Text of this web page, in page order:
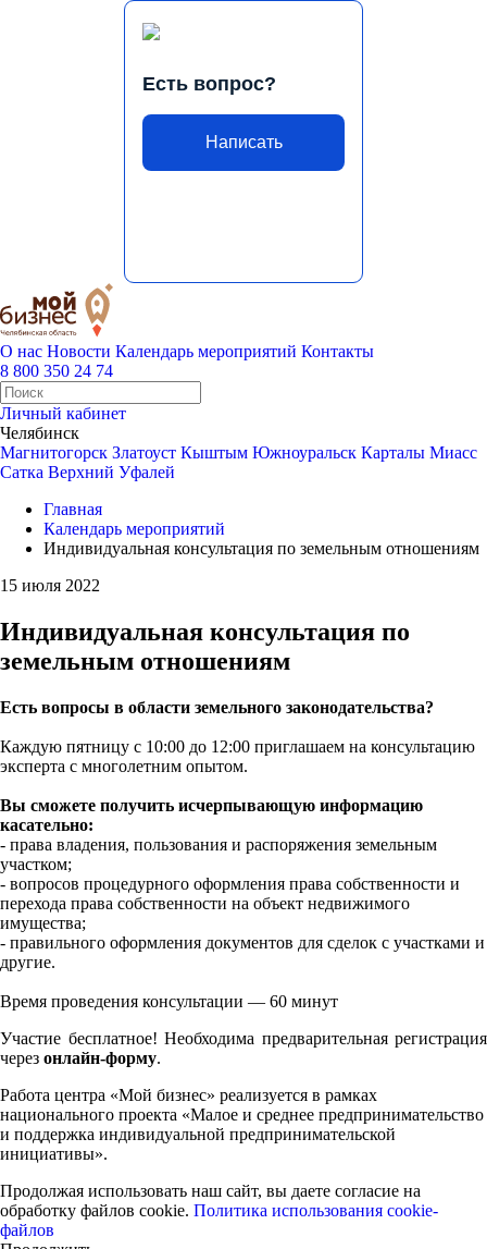
Есть вопрос?
Написать
О нас Новости Календарь мероприятий Контакты
8 800 350 24 74
Личный кабинет
Челябинск
Магнитогорск Златоуст Кыштым Южноуральск Карталы Миасс
Сатка Верхний Уфалей
Главная
Календарь мероприятий
Индивидуальная консультация по земельным отношениям
15 июля 2022
Индивидуальная консультация по
земельным отношениям
Есть вопросы в области земельного законодательства?
Каждую пятницу с 10:00 до 12:00 приглашаем на консультацию
эксперта с многолетним опытом.
Вы сможете получить исчерпывающую информацию
касательно:
- права владения, пользования и распоряжения земельным
участком;
- вопросов процедурного оформления права собственности и
перехода права собственности на объект недвижимого
имущества;
- правильного оформления документов для сделок с участками и
другие.
Время проведения консультации — 60 минут
Участие бесплатное! Необходима предварительная регистрация
через онлайн-форму.
Работа центра «Мой бизнес» реализуется в рамках
национального проекта «Малое и среднее предпринимательство
и поддержка индивидуальной предпринимательской
инициативы».
Продолжая использовать наш сайт, вы даете согласие на
обработку файлов cookie. Политика использования cookie-
файлов